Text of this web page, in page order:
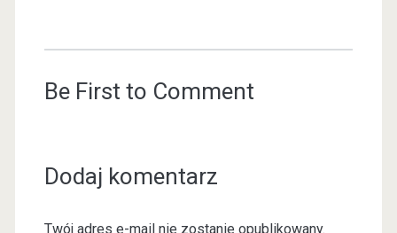
Be First to Comment
Dodaj komentarz
Twój adres e-mail nie zostanie opublikowany.